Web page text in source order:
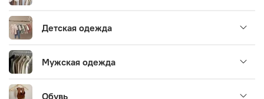
Детская одежда
Мужская одежда
Обувь